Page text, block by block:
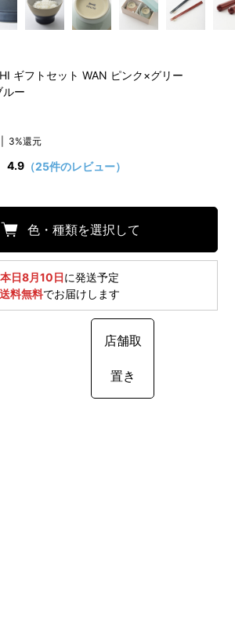
ギフトセット WAN ピンク×グリー
ルー
3%還元
4.9 （25件のレビュー）
色・種類を選択して
本日8月10日に発送予定
送料無料でお届けします
店舗取
置き